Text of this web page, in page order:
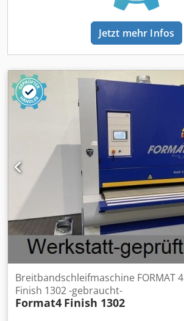
Jetzt mehr Infos
Breitbandschleifmaschine FORMAT 4
Finish 1302 -gebraucht-
Format4 Finish 1302